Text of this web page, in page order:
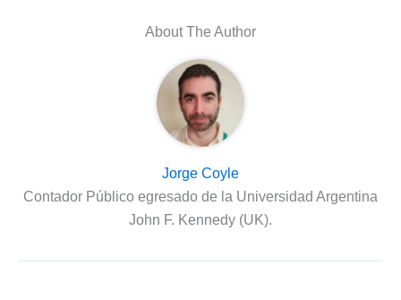
About The Author
Jorge Coyle
Contador Público egresado de la Universidad Argentina
John F. Kennedy (UK).